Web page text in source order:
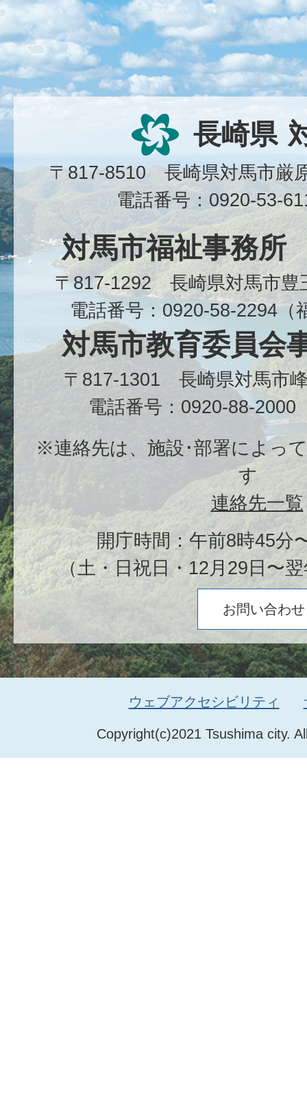
長崎県
〒817-8510 長崎県対馬市
電話番号：0920-53-
対馬市福祉事務所
〒817-1292 長崎県対馬市
電話番号：0920-58-2294（
対馬市教育委員会
〒817-1301 長崎県対馬市
電話番号：0920-88-2000
※連絡先は、施設･部署によっ
す
連絡先一覧
開庁時間：午前8時45分
（土・日祝日・12月29日〜
お問い合わせ
Copyright(c)2021 Tsushima city.
ウェブアクセシビリティ